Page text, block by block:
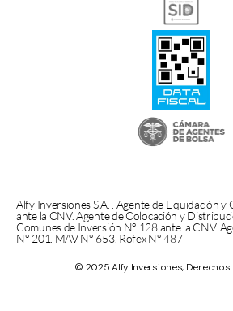
Alfy Inversiones S.A. . Agente de Liquidación y
ante la CNV. Agente de Colocación y
Comunes de Inversión N° 128 ante la CNV.
N° 201. MAV N° 653. Rofex N° 487
© 2025 Alfy Inversiones, Derechos